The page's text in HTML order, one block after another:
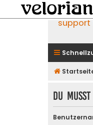
support
Du